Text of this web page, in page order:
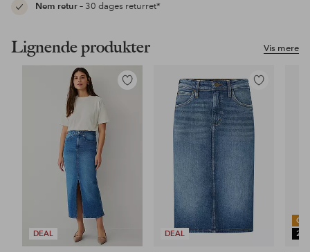
Nem retur– 30 dages returret*
Vis mere
Lignende produkter
DEAL
Tilføj
DEAL
Tilføj
til
favoritter